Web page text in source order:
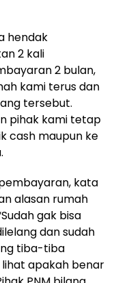
hendak
2 kali
2 bulan,
kami terus dan
tersebut.
pihak kami tetap
cash maupun ke
kata
alasan rumah
gak bisa
dan sudah
tiba-tiba
lihat apakah benar